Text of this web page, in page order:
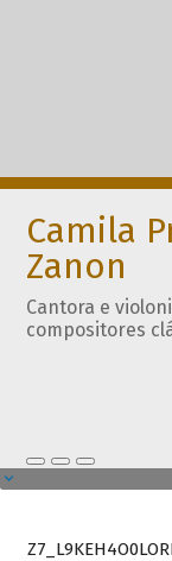
Camila
Zanon
Cantora e
compositores